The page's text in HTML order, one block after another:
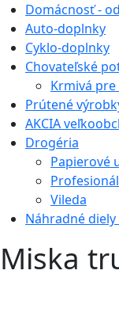
Domácnosť -
Auto-doplnky
Cyklo-doplnky
Chovateľské
Krmivá
Prútené
AKCIA
Drogéria
Papierové
Vileda
Náhradné
Miska